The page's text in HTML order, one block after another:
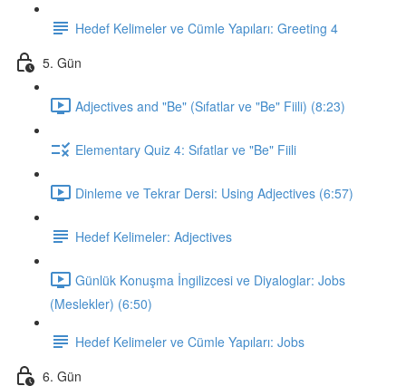
Hedef Kelimeler ve Cümle Yapıları: Greeting 4
5. Gün
Adjectives and "Be" (Sıfatlar ve "Be" Fiili) (8:23)
Elementary Quiz 4: Sıfatlar ve "Be" Fiili
Dinleme ve Tekrar Dersi: Using Adjectives (6:57)
Hedef Kelimeler: Adjectives
Günlük Konuşma İngilizcesi ve Diyaloglar: Jobs
(Meslekler) (6:50)
Hedef Kelimeler ve Cümle Yapıları: Jobs
6. Gün